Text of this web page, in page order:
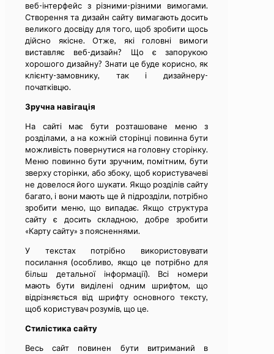
веб-інтерфейс з різними-різними вимогами.
Створення та дизайн сайту вимагають досить
великого досвіду для того, щоб зробити щось
дійсно якісне. Отже, які головні вимоги
виставляє веб-дизайн? Що є запорукою
хорошого дизайну? Знати це буде корисно, як
клієнту-замовнику, так і дизайнеру-
початківцю.
Зручна навігація
На сайті має бути розташоване меню з
розділами, а на кожній сторінці повинна бути
можливість повернутися на головну сторінку.
Меню повинно бути зручним, помітним, бути
зверху сторінки, або збоку, щоб користувачеві
не довелося його шукати. Якщо розділів сайту
багато, і вони мають ще й підрозділи, потрібно
зробити меню, що випадає. Якщо структура
сайту є досить складною, добре зробити
«Карту сайту» з поясненнями.
У текстах потрібно використовувати
посилання (особливо, якщо це потрібно для
більш детальної інформації). Всі номери
мають бути виділені одним шрифтом, що
відрізняється від шрифту основного тексту,
щоб користувач розумів, що це.
Стилістика сайту
Весь сайт повинен бути витриманий в